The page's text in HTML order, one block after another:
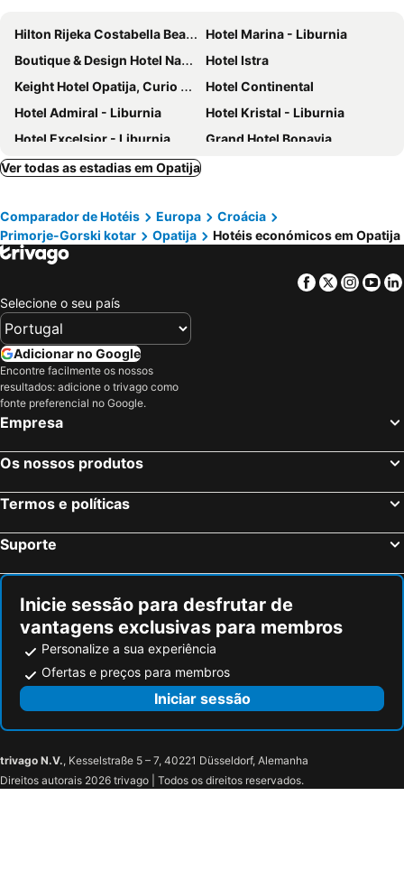
Hilton Rijeka Costabella Beach Resort & Spa
Hotel Marina - Liburnia
Boutique & Design Hotel Navis
Hotel Istra
Keight Hotel Opatija, Curio Collection By Hilton
Hotel Continental
Hotel Admiral - Liburnia
Hotel Kristal - Liburnia
Hotel Excelsior - Liburnia
Grand Hotel Bonavia
Bristol Hotel Opatija
Hotel Neboder
Miramar
Grand Hotel Adriatic
Hotel Kvarner
Hotel Ambasador - Liburnia
Astoria Hotel Opatija
Hotel Stanger
Hotel Ambasador
Hotel Imperial - Liburnia
Villa Amalia - Liburnia
Hotel Villa Vera
Hotel Jadran
Ver todas as estadias em Opatija
Comparador de Hotéis Europa
Croácia
Primorje-Gorski kotar
Opatija Hotéis económicos em Opatija
Facebook
Twitter
Selecione o seu país
Adicionar no Google
Encontre facilmente os nossos
resultados: adicione o trivago como
fonte preferencial no Google.
Empresa
Os nossos produtos
Termos e políticas
Suporte
Inicie sessão para desfrutar de
vantagens exclusivas para membros
Personalize a sua experiência
Ofertas e preços para membros
Iniciar sessão
trivago N.V., Kesselstraße 5 – 7, 40221 Düsseldorf, Alemanha
Direitos autorais 2026 trivago | Todos os direitos reservados.